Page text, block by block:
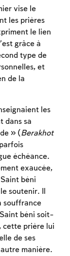
vise le
les prières
le lien
grâce à
type de
et
de la
les
dans sa
» (Berakhot
échéance.
exaucée,
béni
soutenir. Il
souffrance
béni soit-
cette prière lui
de ses
manière.
étudié,